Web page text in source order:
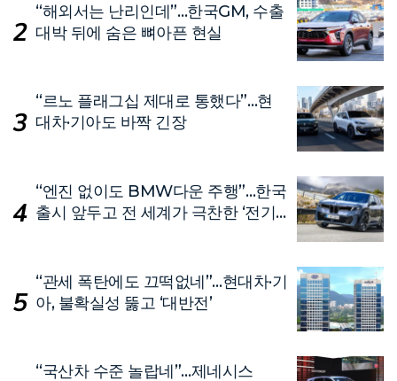
“해외서는 난리인데”…한국GM, 수출
대박 뒤에 숨은 뼈아픈 현실
“르노 플래그십 제대로 통했다”…현
대차·기아도 바짝 긴장
“엔진 없이도 BMW다운 주행”…한국
출시 앞두고 전 세계가 극찬한 ‘전기
“관세 폭탄에도 끄떡없네”…현대차·기
아, 불확실성 뚫고 ‘대반전’
“국산차 수준 놀랍네”…제네시스